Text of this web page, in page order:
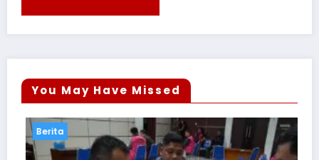
You May Have Missed
Berita